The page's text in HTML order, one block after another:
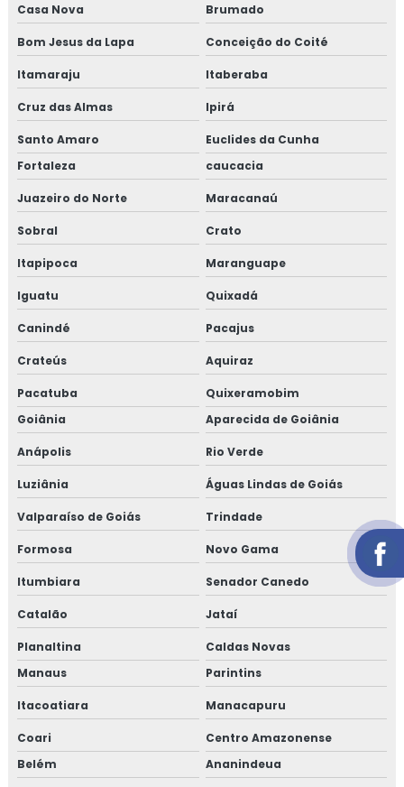
Casa Nova Brumado
Bom Jesus da Lapa Conceição do Coité
Itamaraju Itaberaba
Cruz das Almas Ipirá
Santo Amaro
Euclides da Cunha
Fortaleza
caucacia
Juazeiro do Norte Maracanaú
Sobral Crato
Itapipoca Maranguape
Iguatu Quixadá
Canindé Pacajus
Crateús Aquiraz
Pacatuba
Quixeramobim
Goiânia
Aparecida de Goiânia
Anápolis Rio Verde
Luziânia Águas Lindas de Goiás
Valparaíso de Goiás Trindade
Formosa Novo Gama
Itumbiara Senador Canedo
Catalão Jataí
Planaltina
Caldas Novas
Manaus
Parintins
Itacoatiara Manacapuru
Coari
Centro Amazonense
Belém
Ananindeua